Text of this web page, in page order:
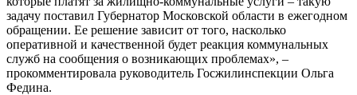
задачу поставил Губернатор Московской области в ежегодном
обращении. Ее решение зависит от того, насколько
оперативной и качественной будет реакция коммунальных
служб на сообщения о возникающих проблемах», –
прокомментировала руководитель Госжилинспекции Ольга
Федина.